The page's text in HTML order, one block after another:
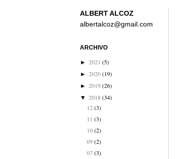
ALBERT ALCOZ
albertalcoz@gmail.com
ARCHIVO
► 2021 (5)
► 2020(19)
► 2019(26)
▼ 2018(34)
12 (3)
11 (3)
10 (2)
09 (2)
07 (3)